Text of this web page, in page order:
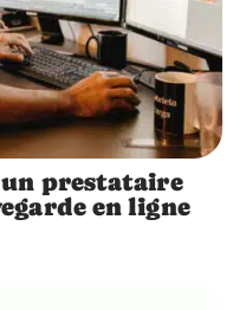
prestataire
en ligne